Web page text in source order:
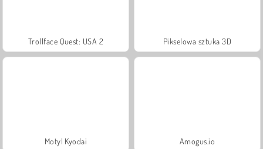
Trollface Quest: USA 2 Pikselowa sztuka 3D
Motyl Kyodai Amogus.io